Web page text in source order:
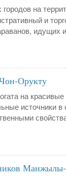
городов на
и
идущих
Орукту
на
источники